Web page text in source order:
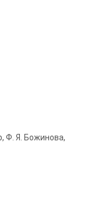
Ф. Я. Божинова,